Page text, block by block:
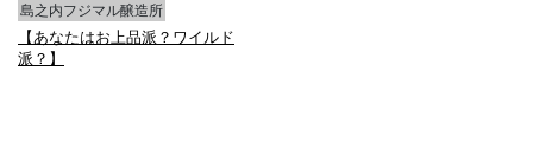
島之内フジマル醸造所
【あなたはお上品派？ワイルド
派？】